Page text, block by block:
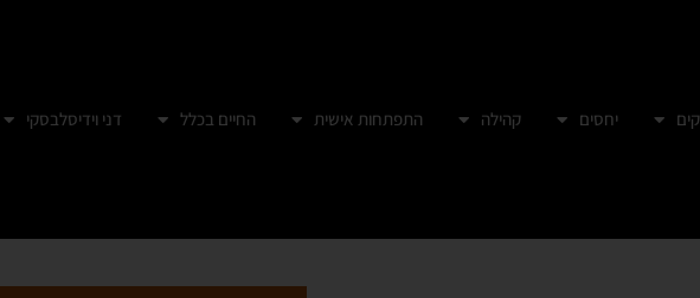
יחסים קהילה התפתחות אישית החיים בכלל דני וידיסלבסקי